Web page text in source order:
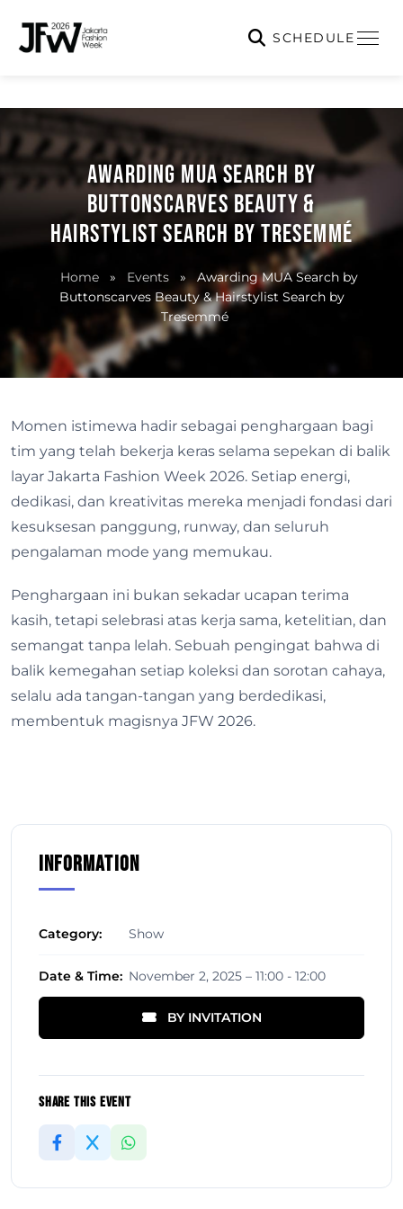
SCHEDULE
AWARDING MUA SEARCH BY
BUTTONSCARVES BEAUTY &
HAIRSTYLIST SEARCH BY TRESEMMÉ
Home » Events »
Awarding MUA Search by
Buttonscarves Beauty & Hairstylist Search by
Tresemmé
Momen istimewa hadir sebagai penghargaan bagi
tim yang telah bekerja keras selama sepekan di balik
layar Jakarta Fashion Week 2026. Setiap energi,
dedikasi, dan kreativitas mereka menjadi fondasi dari
kesuksesan panggung, runway, dan seluruh
pengalaman mode yang memukau.
Penghargaan ini bukan sekadar ucapan terima
kasih, tetapi selebrasi atas kerja sama, ketelitian, dan
semangat tanpa lelah. Sebuah pengingat bahwa di
balik kemegahan setiap koleksi dan sorotan cahaya,
selalu ada tangan-tangan yang berdedikasi,
membentuk magisnya JFW 2026.
Information
Category: Show
Date & Time: November 2, 2025 – 11:00 - 12:00
BY INVITATION
Share This Event